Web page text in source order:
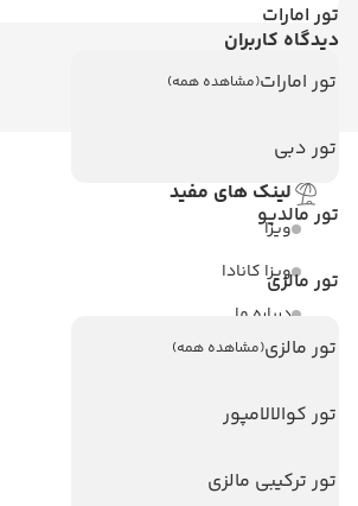
تور امارات
تور امارات(مشاهده همه)
تور دبی
تور مالدیو
تور مالزی
تور مالزی(مشاهده همه)
تور کوالالامپور
تور ترکیبی مالزی
دیدگاه کاربران
لینک های مفید
ویزا
ویزا کانادا
درباره ما
تماس با ما
هتل های پر بازدید